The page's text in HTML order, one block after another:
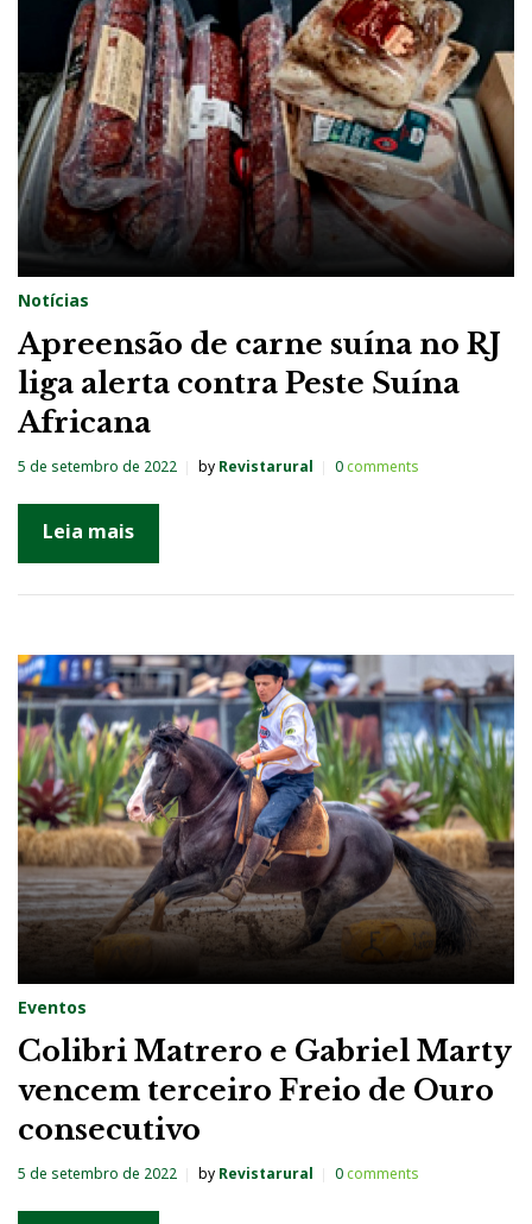
:
5
d
e
s
t
e
m
b
r
o
2
0
2
Notícias
Apreensão de carne suína no RJ
liga alerta contra Peste Suína
Africana
5 de setembro de 2022 by Revistarural 0comments
Leia mais
Eventos
Colibri Matrero e Gabriel Marty
vencem terceiro Freio de Ouro
consecutivo
5 de setembro de 2022 by Revistarural 0comments